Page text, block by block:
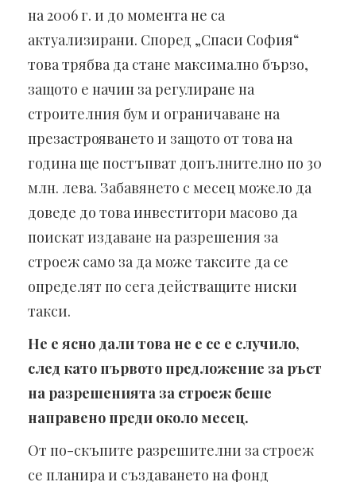
на 2006 г. и до момента не са
актуализирани. Според „Спаси София“
това трябва да стане максимално бързо,
защото е начин за регулиране на
строителния бум и ограничаване на
презастрояването и защото от това на
година ще постъпват допълнително по 30
млн. лева. Забавянето с месец можело да
доведе до това инвеститори масово да
поискат издаване на разрешения за
строеж само за да може таксите да се
определят по сега действащите ниски
такси.
Не е ясно дали това не е се е случило,
след като първото предложение за ръст
на разрешенията за строеж беше
направено преди около месец.
От по-скъпите разрешителни за строеж
се планира и създаването на фонд